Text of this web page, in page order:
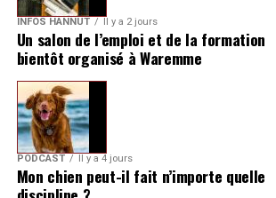
INFOS HANNUT Il y a 2 jours
Un salon de l’emploi et de la formation
bientôt organisé à Waremme
PODCAST Il y a 4 jours
Mon chien peut-il fait n’importe quelle